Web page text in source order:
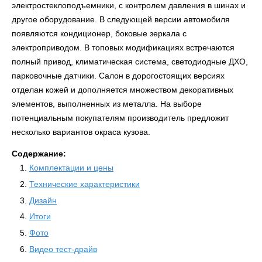
электростеклоподъемники, с контролем давления в шинах и
другое оборудование. В следующей версии автомобиля
появляются кондиционер, боковые зеркала с
электроприводом. В топовых модификациях встречаются
полный привод, климатическая система, светодиодные ДХО,
парковочные датчики. Салон в дорогостоящих версиях
отделан кожей и дополняется множеством декоративных
элементов, выполненных из металла. На выборе
потенциальным покупателям производитель предложит
несколько вариантов окраса кузова.
Содержание:
Комплектации и цены
Технические характеристики
Дизайн
Итоги
Фото
Видео тест-драйв